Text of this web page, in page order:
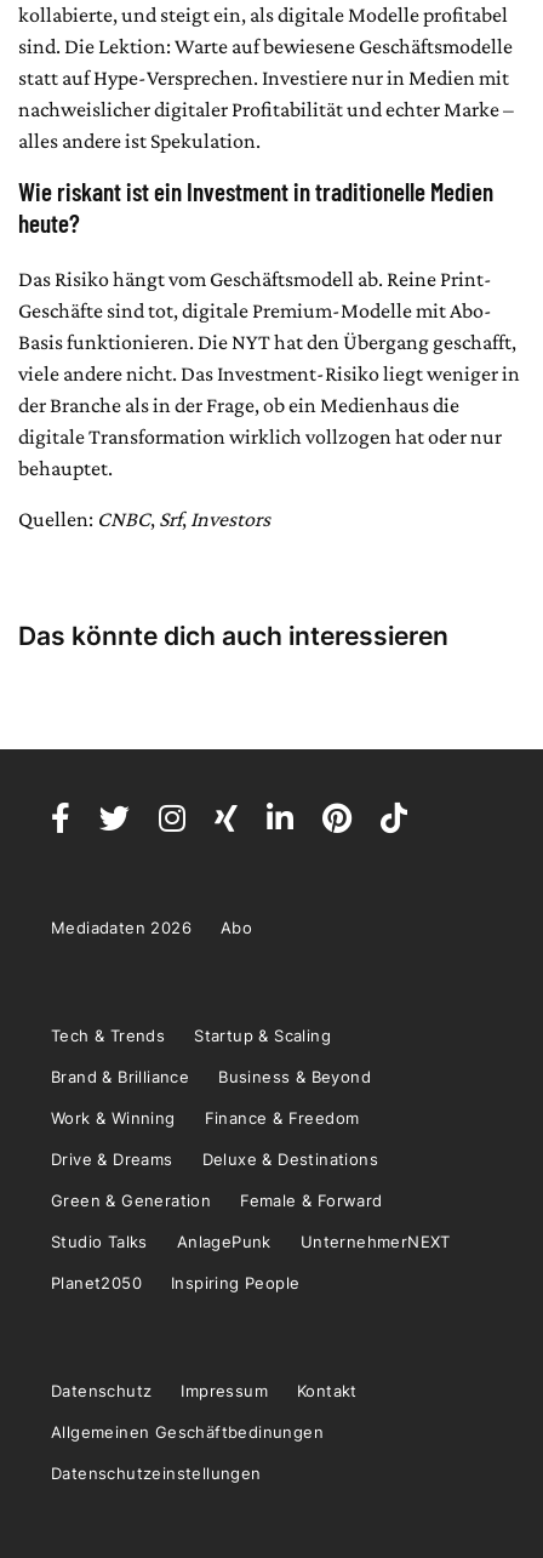
kollabierte, und steigt ein, als digitale Modelle profitabel
sind. Die Lektion: Warte auf bewiesene Geschäftsmodelle
statt auf Hype-Versprechen. Investiere nur in Medien mit
nachweislicher digitaler Profitabilität und echter Marke –
alles andere ist Spekulation.
Wie riskant ist ein Investment in traditionelle Medien
heute?
Das Risiko hängt vom Geschäftsmodell ab. Reine Print-
Geschäfte sind tot, digitale Premium-Modelle mit Abo-
Basis funktionieren. Die NYT hat den Übergang geschafft,
viele andere nicht. Das Investment-Risiko liegt weniger in
der Branche als in der Frage, ob ein Medienhaus die
digitale Transformation wirklich vollzogen hat oder nur
behauptet.
Quellen: CNBC, Srf, Investors
Das könnte dich auch interessieren
Mediadaten 2026 Abo
Tech & Trends Startup & Scaling
Brand & Brilliance Business & Beyond
Work & Winning Finance & Freedom
Drive & Dreams Deluxe & Destinations
Green & Generation Female & Forward
Studio Talks AnlagePunk UnternehmerNEXT
Planet2050 Inspiring People
Datenschutz Impressum Kontakt
Allgemeinen Geschäftbedinungen
Datenschutzeinstellungen